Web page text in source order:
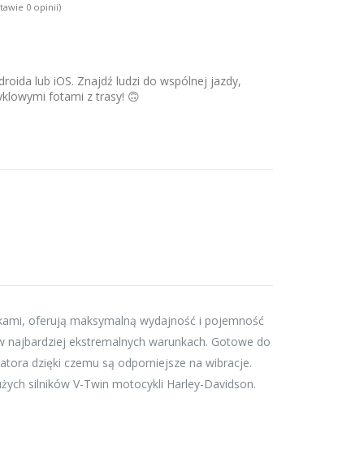
0 opinii)
lub iOS. Znajdź ludzi do wspólnej jazdy,
fotami z trasy! 🙃
oferują maksymalną wydajność i pojemność
ekstremalnych warunkach. Gotowe do
dzięki czemu są odporniejsze na wibracje.
silników V-Twin motocykli Harley-Davidson.